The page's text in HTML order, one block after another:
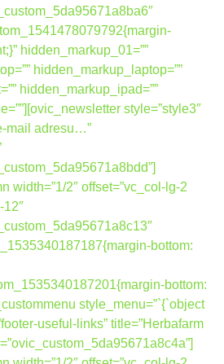
hidden_markup_01=””
hidden_markup_laptop=””
hidden_markup_ipad=””
style=”style3″
mail adresu…”
width=”1/2″ offset=”vc_col-lg-2
bottom:
bottom:
style_menu=”`{`object
useful-links” title=”Herbafarm